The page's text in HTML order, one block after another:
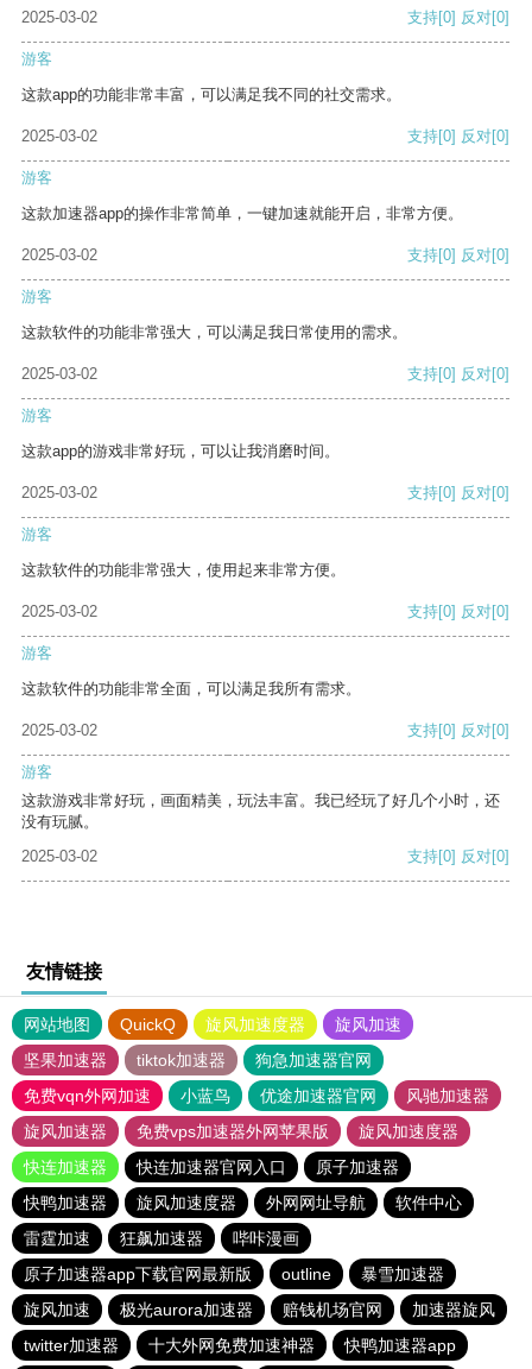
2025-03-02 支持[0] 反对[0]
游客
这款app的功能非常丰富，可以满足我不同的社交需求。
2025-03-02 支持[0] 反对[0]
游客
这款加速器app的操作非常简单，一键加速就能开启，非常方便。
2025-03-02 支持[0] 反对[0]
游客
这款软件的功能非常强大，可以满足我日常使用的需求。
2025-03-02 支持[0] 反对[0]
游客
这款app的游戏非常好玩，可以让我消磨时间。
2025-03-02 支持[0] 反对[0]
游客
这款软件的功能非常强大，使用起来非常方便。
2025-03-02 支持[0] 反对[0]
游客
这款软件的功能非常全面，可以满足我所有需求。
2025-03-02 支持[0] 反对[0]
游客
这款游戏非常好玩，画面精美，玩法丰富。我已经玩了好几个小时，还
没有玩腻。
2025-03-02
支持[0] 反对[0]
友情链接
网站地图 QuickQ 旋风加速度器
旋风加速
坚果加速器
tiktok加速器
狗急加速器官网
免费vqn外网加速
小蓝鸟 优途加速器官网
风驰加速器
旋风加速器
免费vps加速器外网苹果版
旋风加速度器
快连加速器
快连加速器官网入口
原子加速器
快鸭加速器
旋风加速度器 外网网址导航
软件中心
雷霆加速
狂飙加速器
哔咔漫画
原子加速器app下载官网最新版
outline
暴雪加速器
旋风加速
极光aurora加速器 赔钱机场官网
加速器旋风
twitter加速器
十大外网免费加速神器 快鸭加速器app